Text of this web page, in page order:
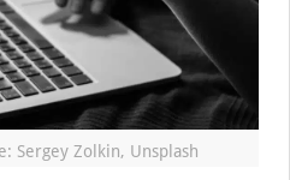
Sergey Zolkin, Unsplash